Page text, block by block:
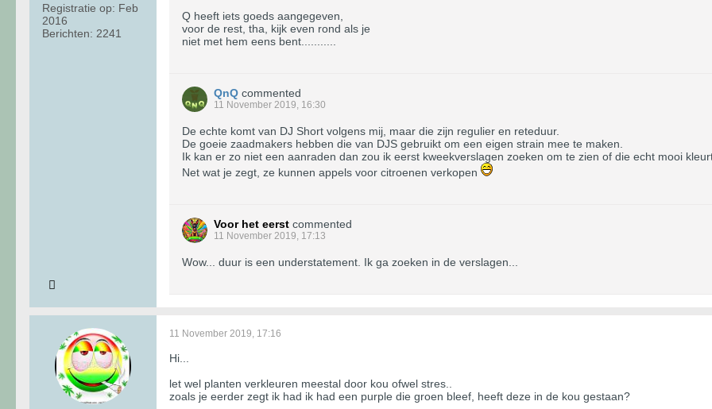
Registratie op: Feb
2016
Berichten: 2241
Q heeft iets goeds aangegeven,
voor de rest, tha, kijk even rond als je
niet met hem eens bent...........
QnQ commented
11 November 2019, 16:30
De echte komt van DJ Short volgens mij, maar die zijn regulier en reteduur.
De goeie zaadmakers hebben die van DJS gebruikt om een eigen strain mee te maken.
Ik kan er zo niet een aanraden dan zou ik eerst kweekverslagen zoeken om te zien of die echt mooi
Net wat je zegt, ze kunnen appels voor citroenen verkopen
Voor het eerst commented
11 November 2019, 17:13
Wow... duur is een understatement. Ik ga zoeken in de verslagen...
11 November 2019, 17:16
Hi...
let wel planten verkleuren meestal door kou ofwel stres..
zoals je eerder zegt ik had ik had een purple die groen bleef, heeft deze in de kou gestaan?